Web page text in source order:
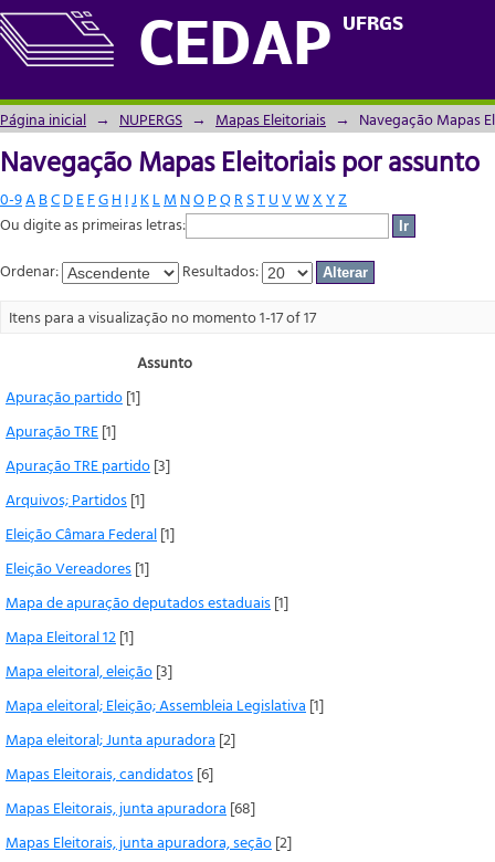
CEDAP UFRGS
Navegação Mapas Eleitoriais por assunto
Página inicial → NUPERGS → Mapas Eleitoriais → Navegação Mapas
Navegação Mapas Eleitoriais por assunto
0-9ABCDEFGH IJ KLM NOPQRSTUVWXYZ
Ou digite as primeiras letras:
Ordenar:
Resultados:
Itens para a visualização no momento 1-17 of 17
Assunto
Apuração partido[1]
Apuração TRE[1]
Apuração TRE partido[3]
Arquivos; Partidos[1]
Eleição Câmara Federal[1]
Eleição Vereadores[1]
Mapa de apuração deputados estaduais[1]
Mapa Eleitoral 12[1]
Mapa eleitoral, eleição[3]
Mapa eleitoral; Eleição; Assembleia Legislativa [1]
Mapa eleitoral; Junta apuradora [2]
Mapas Eleitorais, candidatos[6]
Mapas Eleitorais, junta apuradora [68]
Mapas Eleitorais, junta apuradora, seção[2]